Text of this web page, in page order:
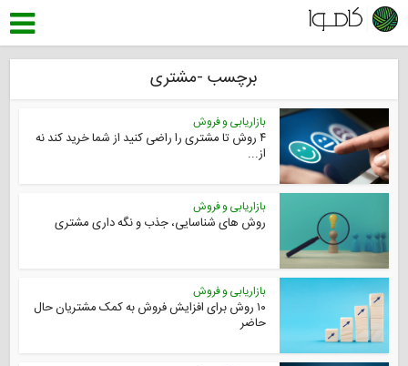
برچسب -مشتری
بازاریابی و فروش
۴ روش تا مشتری را راضی کنید از شما خرید کند نه
از...
بازاریابی و فروش
روش های شناسایی، جذب و نگه داری مشتری
بازاریابی و فروش
۱۰ روش برای افزایش فروش به کمک مشتریان حال
حاضر